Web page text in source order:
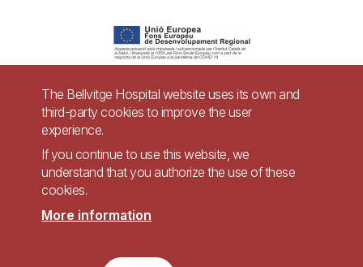
Pie
página
Accessibility Legal warning
Accessible website in accordance with Royal Decree 1112/2018, of September
The Bellvitge Hospital website uses its own and
third-party cookies to improve the user
experience.
If you continue to use this website, we
understand that you authorize the use of these
cookies.
More information